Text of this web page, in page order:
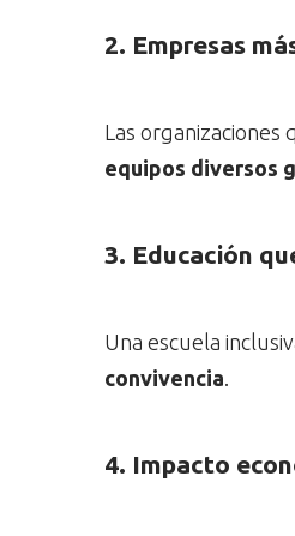
2. Empresas
Las
equipos diversos
3. Educación
Una escuela
convivencia.
4. Impacto